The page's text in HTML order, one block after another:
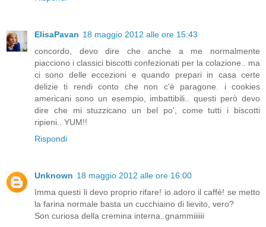
ElisaPavan 18 maggio 2012 alle ore 15:43
concordo, devo dire che anche a me normalmente
piacciono i classici biscotti confezionati per la colazione.. ma
ci sono delle eccezioni e quando prepari in casa certe
delizie ti rendi conto che non c'è paragone. i cookies
americani sono un esempio, imbattibili.. questi però devo
dire che mi stuzzicano un bel po', come tutti i biscotti
ripieni.. YUM!!
Rispondi
Unknown 18 maggio 2012 alle ore 16:00
Imma questi li devo proprio rifare! io adoro il caffè! se metto
la farina normale basta un cucchiaino di lievito, vero?
Son curiosa della cremina interna..gnammiiiiii